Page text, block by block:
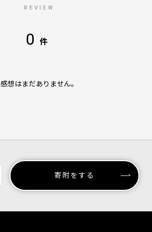
REVIEW
0 件
感想はまだありません。
寄附をする